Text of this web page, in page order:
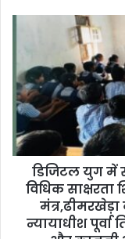
डिजिटल युग में
विधिक साक्षरता
न्यायाधीश पूर्वा